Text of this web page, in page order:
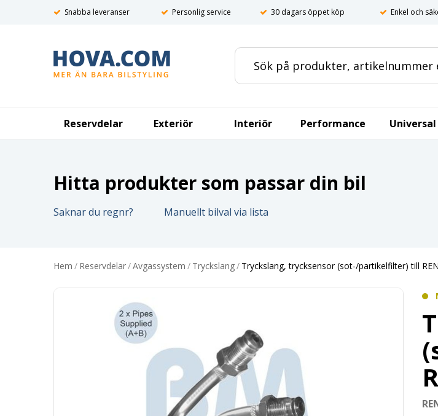
Snabba leveranser Personlig service 30 dagars öppet köp Enkel och
Reservdelar Exteriör Interiör Performance Universal
Hitta produkter som passar din bil
Saknar du regnr? Manuellt bilval via lista
Hem / Reservdelar/Avgassystem / Tryckslang/ Tryckslang, trycksensor (sot-/partikelfilter) till